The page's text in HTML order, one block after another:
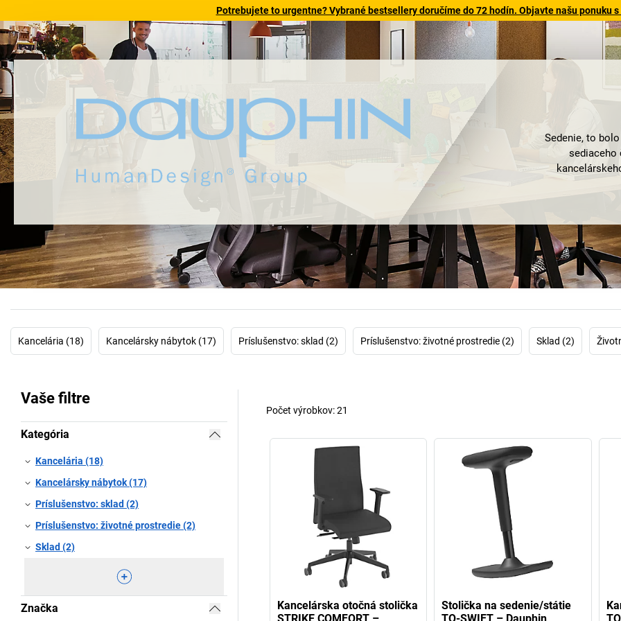
Potrebujete to urgentne? Vybrané bestsellery doručíme do 72 hodín. Objavte našu ponuku
Sedenie, to
sediaceho
zabezpečia
Fakt, či je
Dauphinžiadnu
nielen na
označujú
spája
Potom sa
program stoličiek
Kancelária (18) Kancelársky nábytok (17) Príslušenstvo: sklad (2) Príslušenstvo: životné prostredie (2) Sklad (2)
Vaše filtre
Kategória
Kancelária (18)
Kancelársky nábytok (17)
Príslušenstvo: sklad (2)
Príslušenstvo: životné prostredie (2)
Sklad (2)
Značka
Počet výrobkov:21
Kancelárska otočná stolička
STRIKE COMFORT –
Stolička na sedenie/státie
TO-SWIFT – Dauphin